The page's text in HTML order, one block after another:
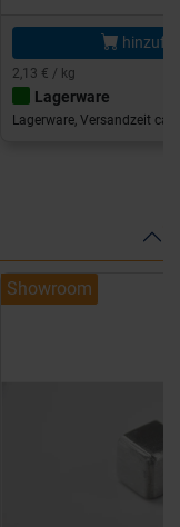
2,13 € / kg
Lagerware
Lagerware, Versandzeit ca.
Showroom